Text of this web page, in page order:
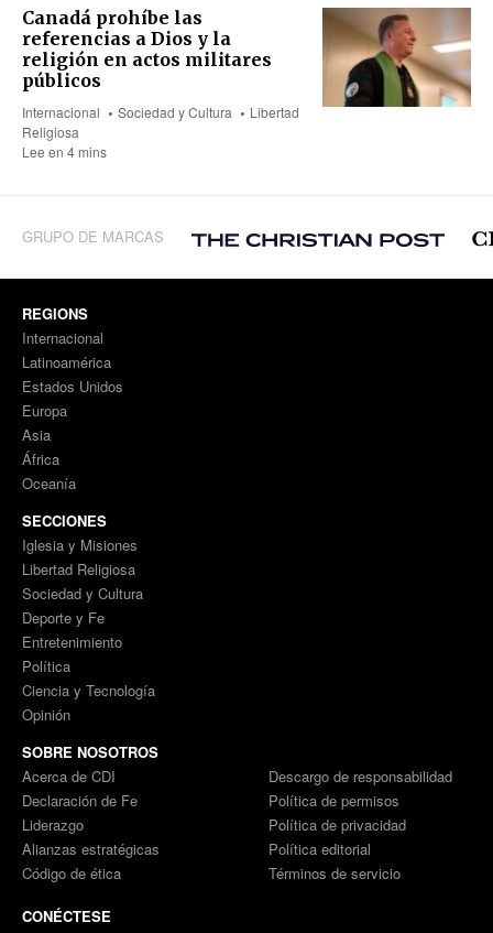
Canadá prohíbe las
referencias a Dios y la
religión en actos militares
públicos
Internacional Sociedad y Cultura
Libertad
Religiosa
Lee en 4 mins
GRUPO DE MARCAS
REGIONS
Internacional
Latinoamérica
Estados Unidos
Europa
Asia
África
Oceanía
SECCIONES
Iglesia y Misiones
Libertad Religiosa
Sociedad y Cultura
Deporte y Fe
Entretenimiento
Política
Ciencia y Tecnología
Opinión
SOBRE NOSOTROS
Acerca de CDI
Declaración de Fe
Liderazgo
Alianzas estratégicas
Código de ética
Descargo de responsabilidad
Política de permisos
Política de privacidad
Política editorial
Términos de servicio
CONÉCTESE